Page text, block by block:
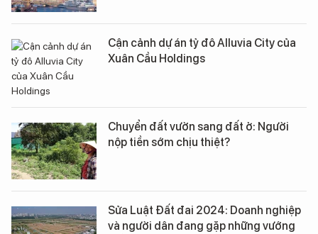
Cận cảnh dự án tỷ đô Alluvia City của
Xuân Cầu Holdings
Chuyển đất vườn sang đất ở: Người
nộp tiền sớm chịu thiệt?
Sửa Luật Đất đai 2024: Doanh nghiệp
và người dân đang gặp những vướng